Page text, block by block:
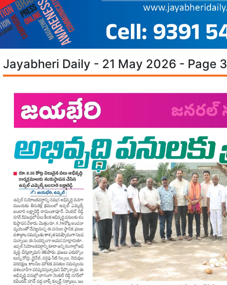
Jayabheri Daily - 21 May 2026 - Page 3